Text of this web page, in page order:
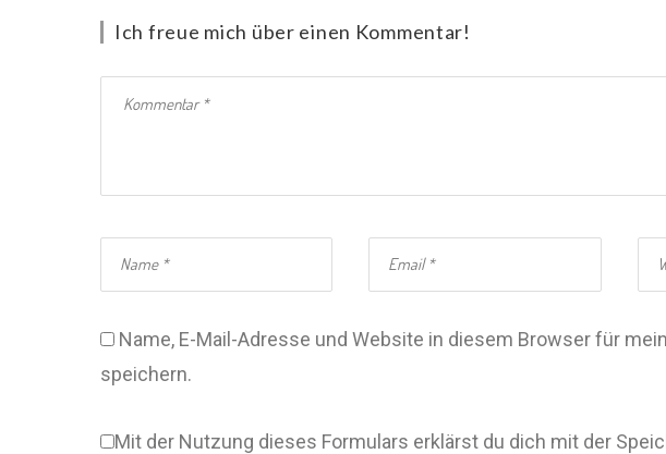
Ich freue mich über einen Kommentar!
Name, E-Mail-Adresse und Website in diesem Browser für
speichern.
Mit der Nutzung dieses Formulars erklärst du dich mit der